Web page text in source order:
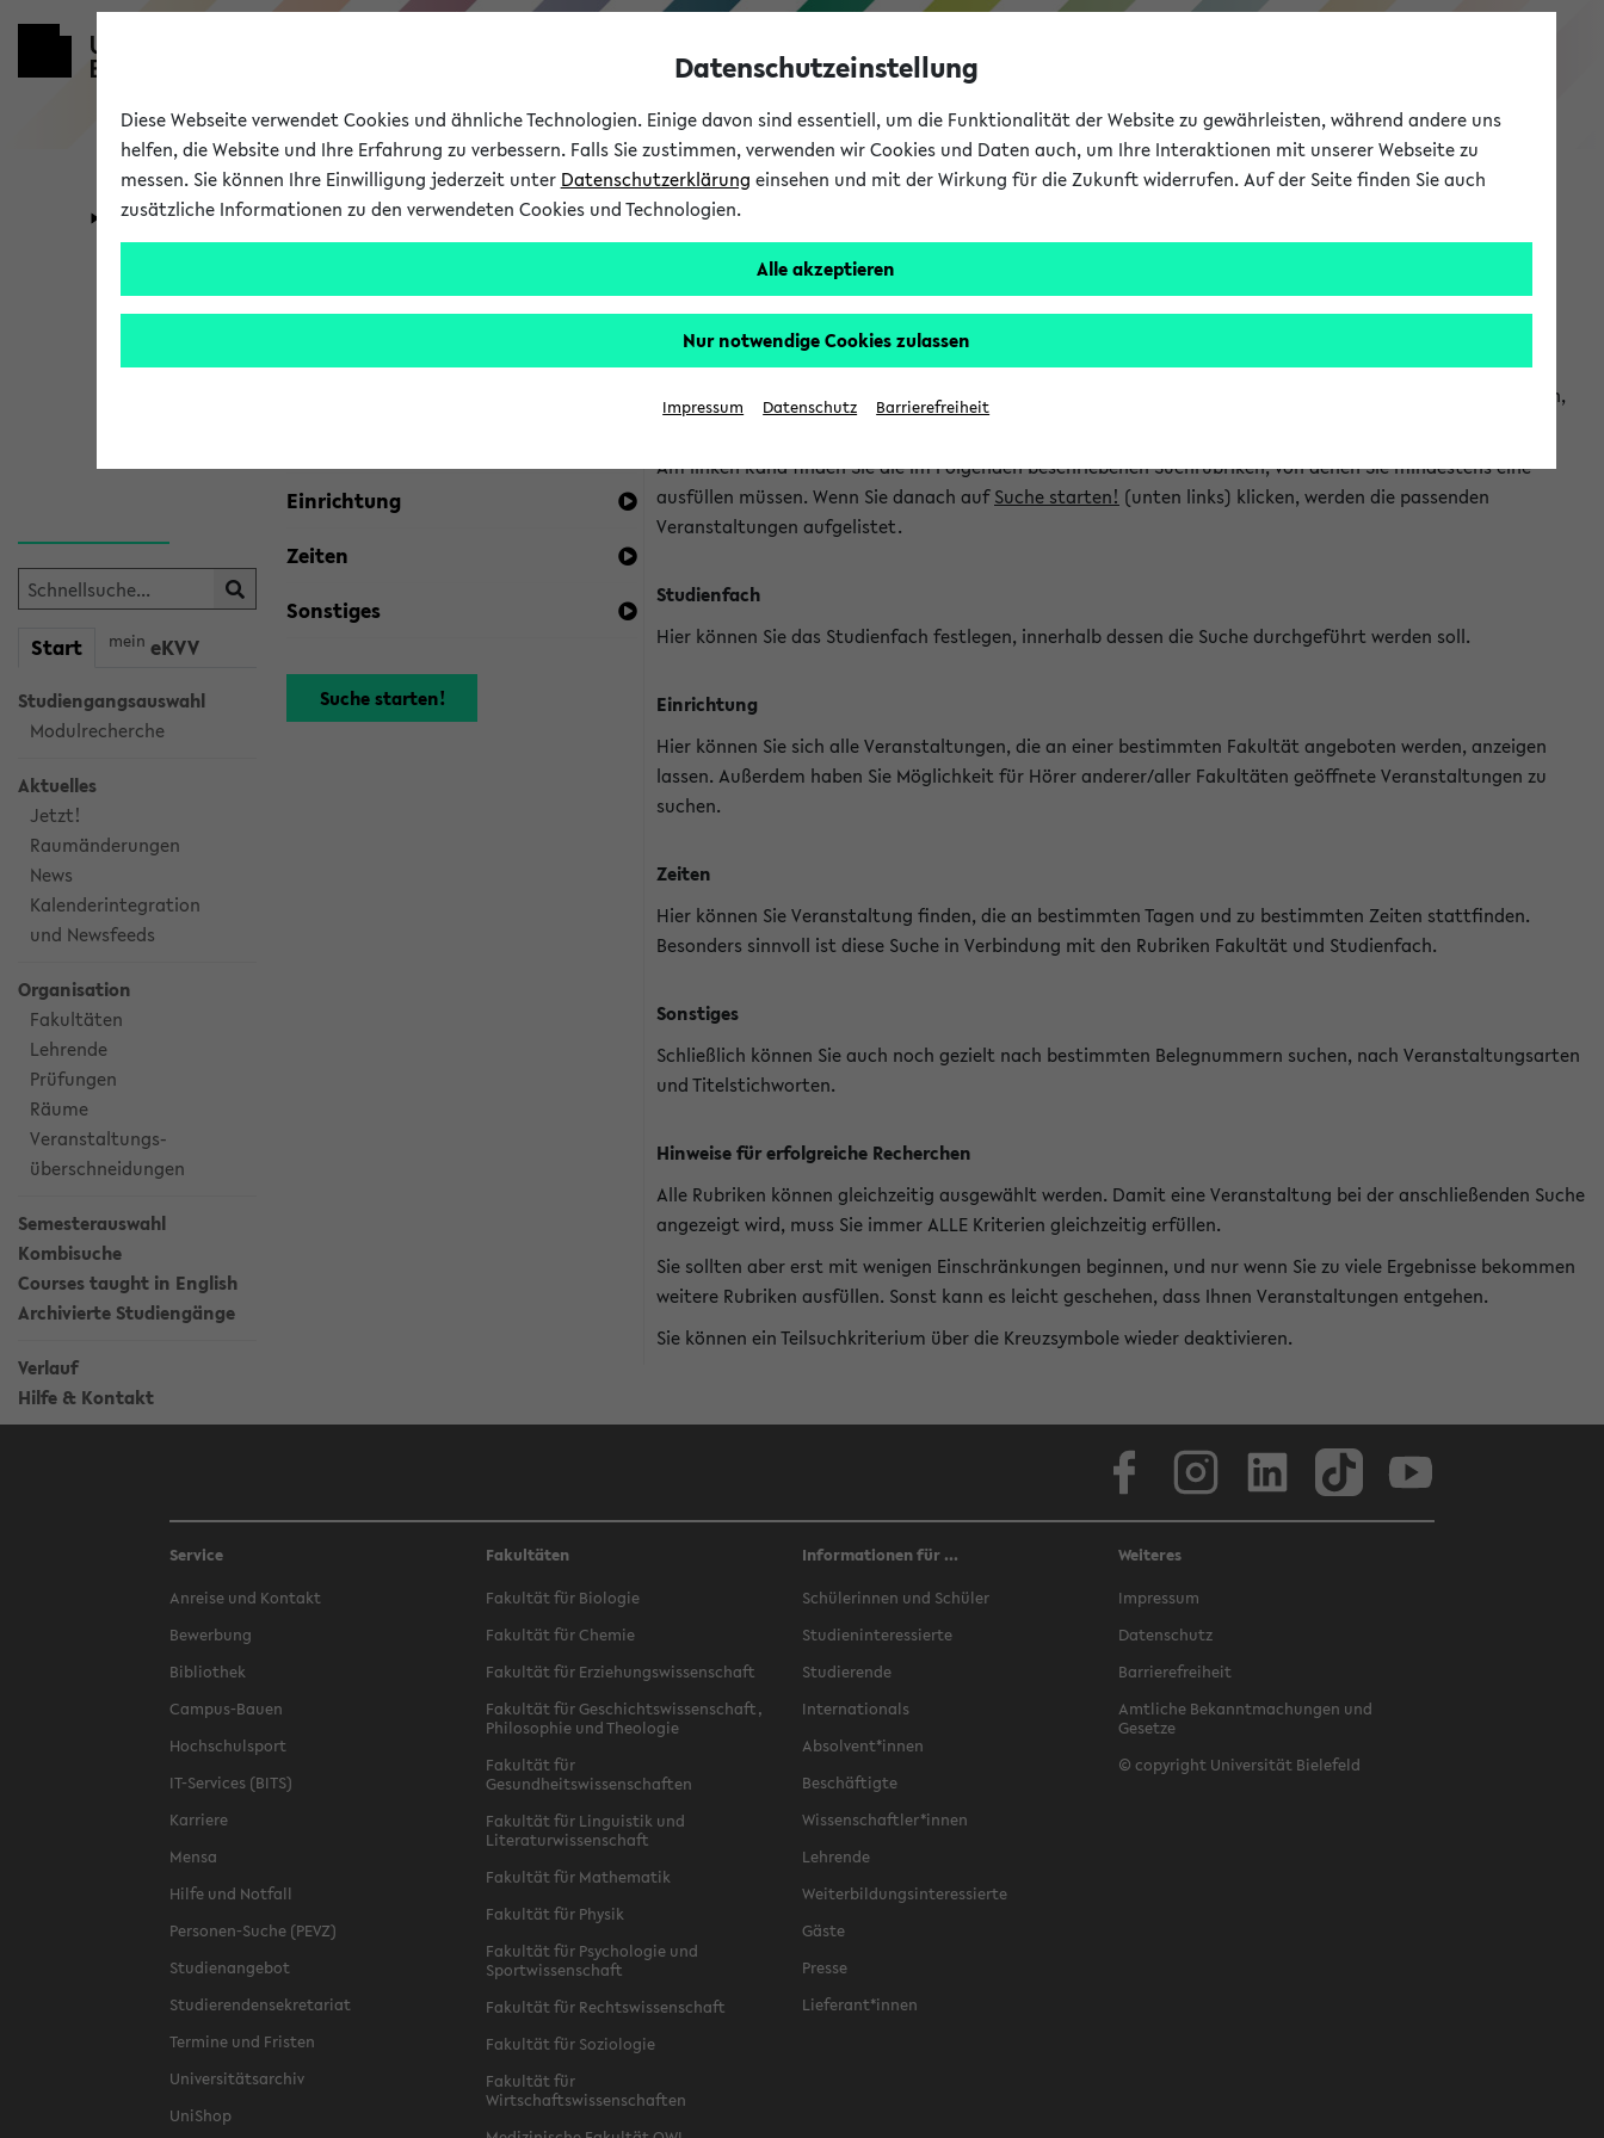
eKVV
Universität Forschung Studium
Start mein eKVV
Studiengangsauswahl
Modulrecherche
Aktuelles
Jetzt!
Raumänderungen
News
Kalenderintegration
und Newsfeeds
Organisation
Fakultäten
Lehrende
Prüfungen
Räume
Veranstaltungs-
überschneidungen
Semesterauswahl
Kombisuche
Courses taught in English
Archivierte Studiengänge
Verlauf
Hilfe & Kontakt
Kombisuche im eKVV
Ihre Suchkriterien:
Einrichtung
Zeiten
Sonstiges
Hinweise zur Kombisuche
Sie können das eKVV nach diversen Kriterien durchsuchen und so gezielt die Veranstaltungen heraussuchen,
die für Sie interessant sind.
Am linken Rand finden Sie die im Folgenden beschriebenen Suchrubriken, von denen Sie mindestens eine
ausfüllen müssen. Wenn Sie danach aufSuche starten! (unten links) klicken, werden die passenden
Veranstaltungen aufgelistet.
Studienfach
Hier können Sie das Studienfach festlegen, innerhalb dessen die Suche durchgeführt werden soll.
Einrichtung
Hier können Sie sich alle Veranstaltungen, die an einer bestimmten Fakultät angeboten werden, anzeigen
lassen. Außerdem haben Sie Möglichkeit für Hörer anderer/aller Fakultäten geöffnete Veranstaltungen zu
suchen.
Zeiten
Hier können Sie Veranstaltung finden, die an bestimmten Tagen und zu bestimmten Zeiten stattfinden.
Besonders sinnvoll ist diese Suche in Verbindung mit den Rubriken Fakultät und Studienfach.
Sonstiges
Schließlich können Sie auch noch gezielt nach bestimmten Belegnummern suchen, nach Veranstaltungsarten
und Titelstichworten.
Hinweise für erfolgreiche Recherchen
Alle Rubriken können gleichzeitig ausgewählt werden. Damit eine Veranstaltung bei der anschließenden Suche
angezeigt wird, muss Sie immer ALLE Kriterien gleichzeitig erfüllen.
Sie sollten aber erst mit wenigen Einschränkungen beginnen, und nur wenn Sie zu viele Ergebnisse bekommen
weitere Rubriken ausfüllen. Sonst kann es leicht geschehen, dass Ihnen Veranstaltungen entgehen.
Sie können ein Teilsuchkriterium über die Kreuzsymbole wieder deaktivieren.
Service
Anreise und Kontakt
Bewerbung
Bibliothek
Campus-Bauen
Hochschulsport
IT-Services (BITS)
Karriere
Mensa
Hilfe und Notfall
Personen-Suche (PEVZ)
Studienangebot
Studierendensekretariat
Termine und Fristen
Universitätsarchiv
UniShop
Fakultäten
Fakultät für Biologie
Fakultät für Chemie
Fakultät für Erziehungswissenschaft
Fakultät für Geschichtswissenschaft,
Philosophie und Theologie
Fakultät für
Gesundheitswissenschaften
Fakultät für Linguistik und
Literaturwissenschaft
Fakultät für Mathematik
Fakultät für Physik
Fakultät für Psychologie und
Sportwissenschaft
Fakultät für Rechtswissenschaft
Fakultät für Soziologie
Fakultät für
Wirtschaftswissenschaften
Informationen für ...
Schülerinnen und Schüler
Studieninteressierte
Studierende
Internationals
Absolvent*innen
Beschäftigte
Wissenschaftler*innen
Lehrende
Weiterbildungsinteressierte
Gäste
Presse
Lieferant*innen
Weiteres
Impressum
Datenschutz
Barrierefreiheit
Amtliche Bekanntmachungen und
Gesetze
© copyright Universität Bielefeld
Datenschutzeinstellung
Diese Webseite verwendet Cookies und ähnliche Technologien. Einige davon sind essentiell, um die Funktionalität der Website zu gewährleisten, während andere uns
helfen, die Website und Ihre Erfahrung zu verbessern. Falls Sie zustimmen, verwenden wir Cookies und Daten auch, um Ihre Interaktionen mit unserer Webseite zu
messen. Sie können Ihre Einwilligung jederzeit unter Datenschutzerklärung einsehen und mit der Wirkung für die Zukunft widerrufen. Auf der Seite finden Sie auch
zusätzliche Informationen zu den verwendeten Cookies und Technologien.
Alle akzeptieren
Nur notwendige Cookies zulassen
Impressum Datenschutz Barrierefreiheit